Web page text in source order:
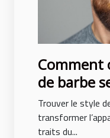
Comment
de barbe
visage ?
Trouver le style
transformer
traits du...